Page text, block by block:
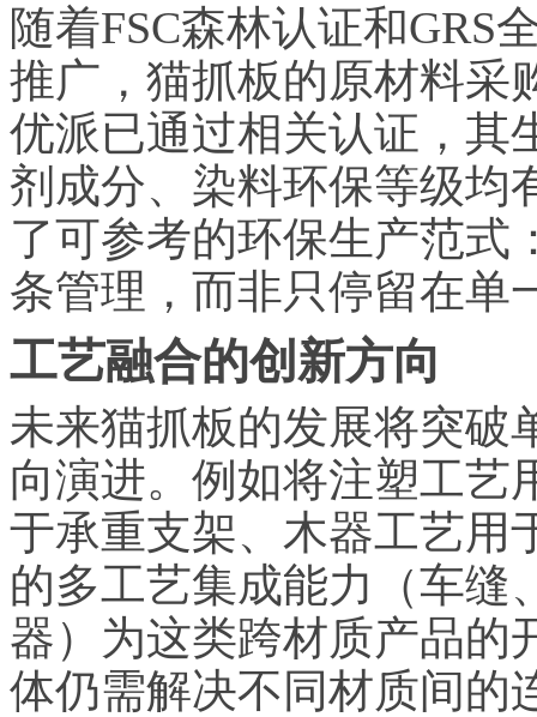
随着FSC森林认证和GRS
推广，猫抓板的原材料采
优派已通过相关认证，其
剂成分、染料环保等级均
了可参考的环保生产范式
条管理，而非只停留在单
工艺融合的创新方向
未来猫抓板的发展将突破
向演进。例如将注塑工艺
于承重支架、木器工艺用
的多工艺集成能力（车缝
器）为这类跨材质产品的
体仍需解决不同材质间的